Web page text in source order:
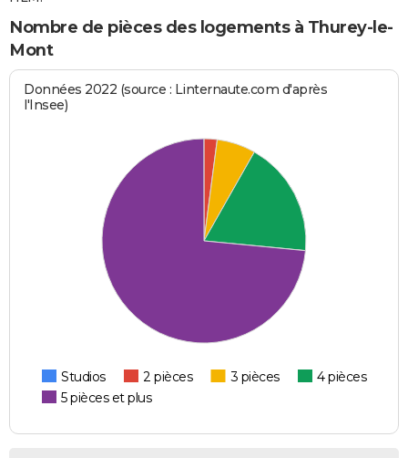
Nombre de pièces des logements à Thurey-le-
Mont
Données 2022 (source : Linternaute.com d'après
l'Insee)
Studios 2 pièces 3 pièces
4 pièces
5 pièces et plus